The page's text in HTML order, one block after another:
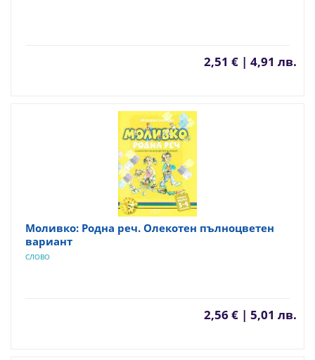
2,51 € | 4,91 лв.
Моливко: Родна реч. Олекотен пълноцветен
вариант
СЛОВО
2,56 € | 5,01 лв.